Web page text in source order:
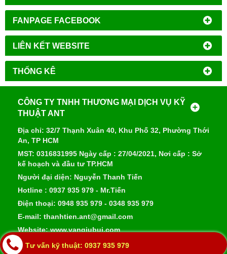
FANPAGE FACEBOOK
LIÊN KẾT WEBSITE
THỐNG KÊ
CÔNG TY TNHH THƯƠNG MẠI DỊCH VỤ KỸ
THUẬT ANT
Địa chỉ: 32/7 Thạnh Xuân 40, Khu Phố 32, Phường Thới
An, TP HCM
MST: 0316831995 Ngày cấp : 27/04/2021, Nơi cấp : Sở
kế hoạch và đầu tư TP.HCM
Người đại diện: Nguyễn Thanh Tiến
Hotline : 0937 935 979 - Mr.Tiến
Điện thoại: 0948 935 979 - 0348 935 979
E-mail: thanhtien.ant@gmail.com
Website: www.vangiubui.com
Tư vấn kỹ thuật: 0937 935 979